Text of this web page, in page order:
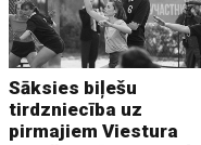
Sāksies biļešu
tirdzniecība uz
pirmajiem Viestura